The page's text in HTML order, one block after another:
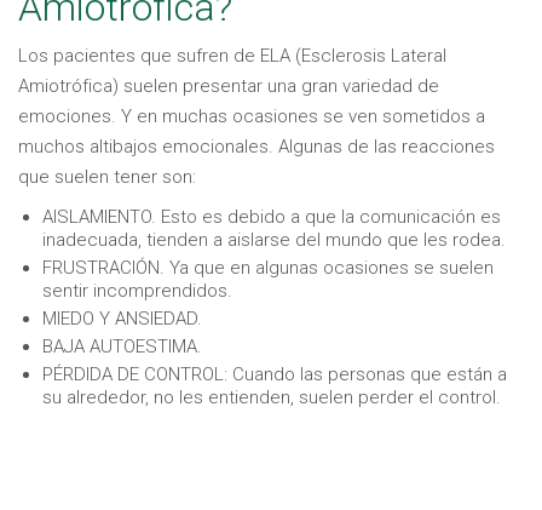
Los pacientes que sufren de ELA (Esclerosis Lateral
Amiotrófica) suelen presentar una gran variedad de
emociones. Y en muchas ocasiones se ven sometidos a
muchos altibajos emocionales. Algunas de las reacciones
que suelen tener son:
AISLAMIENTO. Esto es debido a que la comunicación es
inadecuada, tienden a aislarse del mundo que les rodea.
FRUSTRACIÓN. Ya que en algunas ocasiones se suelen
sentir incomprendidos.
MIEDO Y ANSIEDAD.
BAJA AUTOESTIMA.
PÉRDIDA DE CONTROL: Cuando las personas que están a
su alrededor, no les entienden, suelen perder el control.